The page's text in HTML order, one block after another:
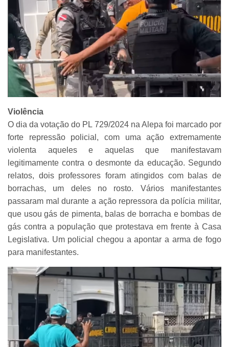
Violência
O dia da votação do PL 729/2024 na Alepa foi marcado por
forte repressão policial, com uma ação extremamente
violenta aqueles e aquelas que manifestavam
legitimamente contra o desmonte da educação. Segundo
relatos, dois professores foram atingidos com balas de
borrachas, um deles no rosto. Vários manifestantes
passaram mal durante a ação repressora da polícia militar,
que usou gás de pimenta, balas de borracha e bombas de
gás contra a população que protestava em frente à Casa
Legislativa. Um policial chegou a apontar a arma de fogo
para manifestantes.